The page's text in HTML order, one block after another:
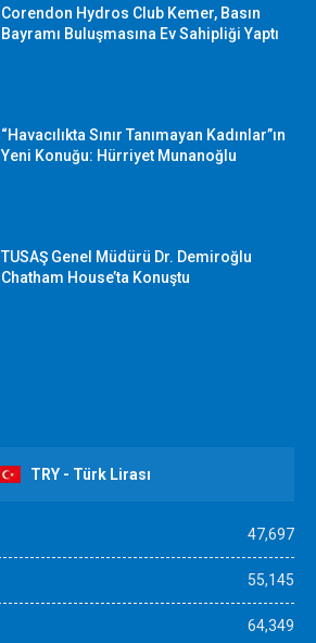
Corendon Hydros Club Kemer, Basın
Bayramı Buluşmasına Ev Sahipliği Yaptı
“Havacılıkta Sınır Tanımayan Kadınlar”ın
Yeni Konuğu: Hürriyet Munanoğlu
TUSAŞ Genel Müdürü Dr. Demiroğlu
Chatham House’ta Konuştu
TRY - Türk Lirası
47,697
55,145
64,349